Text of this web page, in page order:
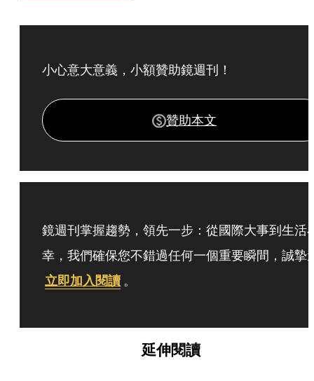
小心意大意義，小額贊助鏡週刊！
贊助本文
鏡週刊掌握趨勢，領先一步：從國際大事到生活
幸，我們確保您不錯過任何一個重要瞬間，誠摯
立即加入閱讀 。
延伸閱讀